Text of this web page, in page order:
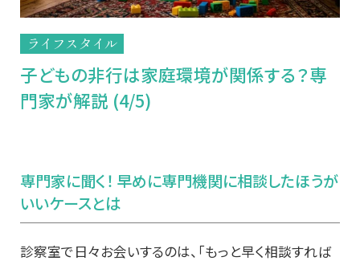
ライフスタイル
子どもの非行は家庭環境が関係する？専
門家が解説 (4/5)
専門家に聞く！ 早めに専門機関に相談したほうが
いいケースとは
診察室で日々お会いするのは、「もっと早く相談すれば